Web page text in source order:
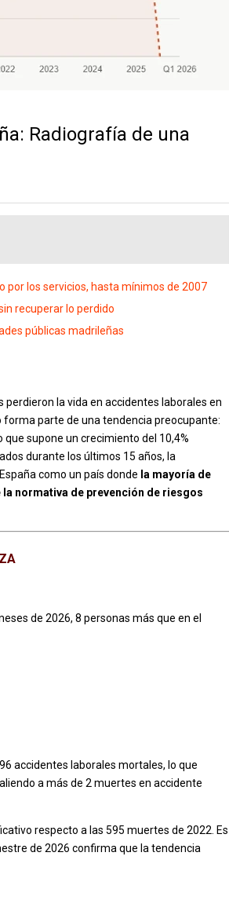
Radiografía de una
por los servicios, hasta mínimos de 2007
recuperar lo perdido
públicas madrileñas
la vida en accidentes laborales en
forma parte de una tendencia preocupante:
supone un crecimiento del 10,4%
durante los últimos 15 años, la
como un país donde la mayoría de
normativa de prevención de riesgos
de 2026, 8 personas más que en el
accidentes laborales mortales, lo que
a más de 2 muertes en accidente
respecto a las 595 muertes de 2022. Es
de 2026 confirma que la tendencia